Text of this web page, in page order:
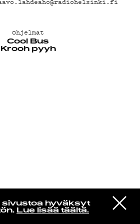
sivustoa hyväksyt
Lue lisää täältä.
VIESTI
STUDIOON
Ohjelmat
Cool Bus
Krooh pyyh